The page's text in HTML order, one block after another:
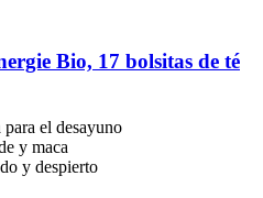
Bio, 17 bolsitas de té
el desayuno
y maca
y despierto